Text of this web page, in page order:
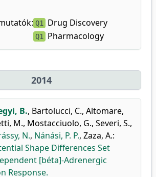
Q1 Drug Discovery
Q1 Pharmacology
2014
B., Bartolucci, C., Altomare,
M., Mostacciuolo, G., Severi, S.,
N., Nánási, P. P., Zaza, A.:
Shape Differences Set
[béta]-Adrenergic
Response.